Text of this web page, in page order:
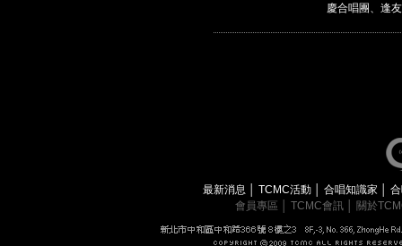
慶合唱團、逢
最新消息 TCMC活動 合唱知識家
會員專區
TCMC會訊 關於